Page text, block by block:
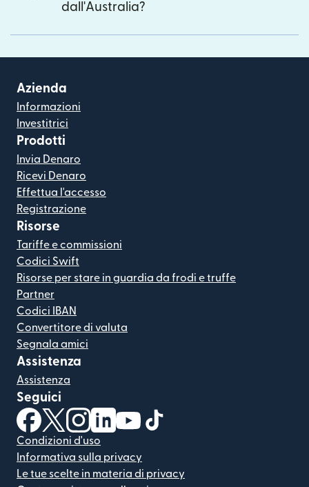
dall'Australia?
Azienda
Informazioni
Investitrici
Prodotti
Invia Denaro
Ricevi Denaro
Effettua l'accesso
Registrazione
Risorse
Tariffe e commissioni
Codici Swift
Risorse per stare in guardia da frodi e truffe
Partner
Codici IBAN
Convertitore di valuta
Segnala amici
Assistenza
Assistenza
Seguici
(si apre in una nuova finestra)
(si apre in una nuova finestra)
(si apre in una nuova finestra)
(si apre in una nuova finestra)
(si apre in una nuova finestra)
Condizioni d'uso
Informativa sulla privacy
Le tue scelte in materia di privacy